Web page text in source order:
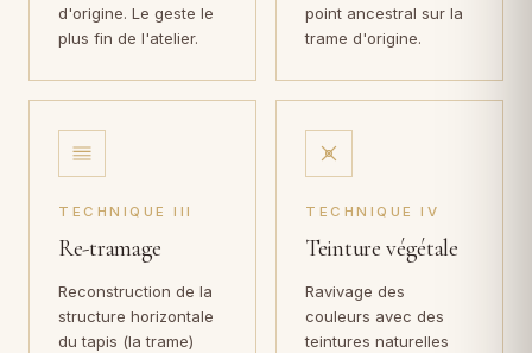
d'origine. Le geste le
plus fin de l'atelier.
point ancestral sur la
trame d'origine.
TECHNIQUE III
Re-tramage
Reconstruction de la
structure horizontale
du tapis (la trame)
TECHNIQUE IV
Teinture végétale
Ravivage des
couleurs avec des
teintures naturelles